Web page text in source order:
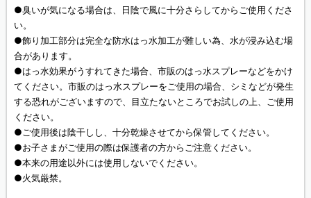
●臭いが気になる場合は、日陰で風に十分さらしてからご使用くださ
い。
●飾り加工部分は完全な防水はっ水加工が難しい為、水が浸み込む場
合があります。
●はっ水効果がうすれてきた場合、市販のはっ水スプレーなどをかけ
てください。市販のはっ水スプレーをご使用の場合、シミなどが発生
する恐れがございますので、目立たないところでお試しの上、ご使用
ください。
●ご使用後は陰干しし、十分乾燥させてから保管してください。
●お子さまがご使用の際は保護者の方からご注意ください。
●本来の用途以外には使用しないでください。
●火気厳禁。